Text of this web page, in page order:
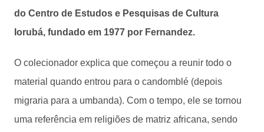
do Centro de Estudos e Pesquisas de Cultura
Iorubá, fundado em 1977 por Fernandez.
O colecionador explica que começou a reunir todo o
material quando entrou para o candomblé (depois
migraria para a umbanda). Com o tempo, ele se tornou
uma referência em religiões de matriz africana, sendo